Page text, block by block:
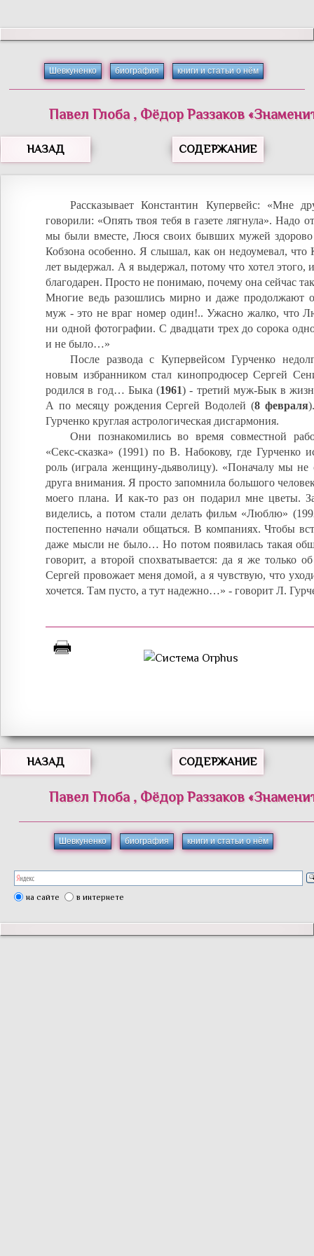
Шевкуненко биография книги и статьи о нём
Павел Глоба , Фёдор Раззаков«
НАЗАД СОДЕРЖАНИЕ
Рассказывает Константин Купервейс: «Мне
говорили: «Опять твоя тебя в газете лягнула». Надо
мы были вместе, Люся своих бывших мужей здорово
Кобзона особенно. Я слышал, как он недоумевал, что
лет выдержал. А я выдержал, потому что хотел этого,
благодарен. Просто не понимаю, почему она сейчас
Многие ведь разошлись мирно и даже продолжают
муж - это не враг номер один!.. Ужасно жалко, что
ни одной фотографии. С двадцати трех до сорока
и не было…»
После развода с Купервейсом Гурченко
новым избранником стал кинопродюсер Сергей
родился в год… Быка (1961) - третий муж-Бык в
А по месяцу рождения Сергей Водолей (8 февраля
Гурченко круглая астрологическая дисгармония.
Они познакомились во время совместной
«Секс-сказка» (1991) по В. Набокову, где Гурченко
роль (играла женщину-дьяволицу). «Поначалу мы не
друга внимания. Я просто запомнила большого
моего плана. И как-то раз он подарил мне цветы.
виделись, а потом стали делать фильм «Люблю»
постепенно начали общаться. В компаниях. Чтобы
даже мысли не было… Но потом появилась такая
говорит, а второй спохватывается: да я же только
Сергей провожает меня домой, а я чувствую, что
хочется. Там пусто, а тут надежно…» - говорит Л.
НАЗАД СОДЕРЖАНИЕ
Павел Глоба , Фёдор Раззаков«
Шевкуненко биография книги и статьи о нём
на сайте в интернете